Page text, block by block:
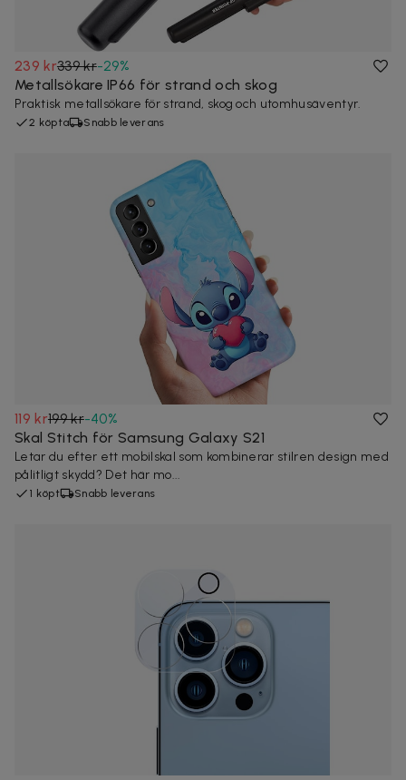
239 kr339 kr-29%
Metallsökare IP66 för strand och skog
Praktisk metallsökare för strand, skog och utomhusäventyr.
2 köpta Snabb leverans
119 kr199 kr-40%
Skal Stitch för Samsung Galaxy S21
Letar du efter ett mobilskal som kombinerar stilren design med
pålitligt skydd? Det här mo...
1 köpt Snabb leverans